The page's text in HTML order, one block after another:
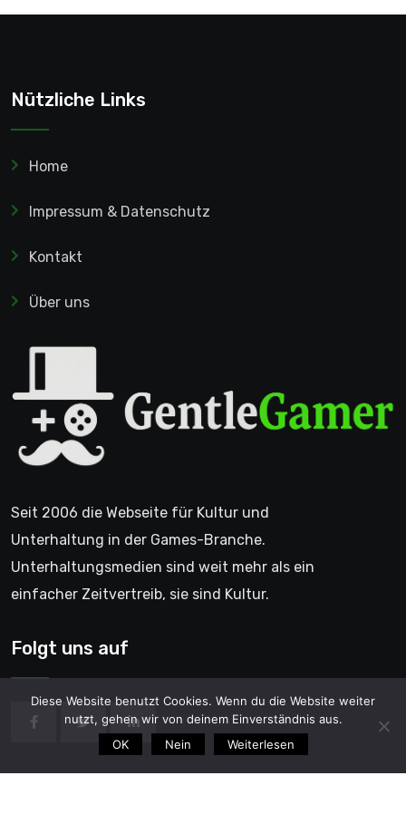
Nützliche Links
Home
Impressum & Datenschutz
Kontakt
Über uns
Seit 2006 die Webseite für Kultur und
Unterhaltung in der Games-Branche.
Unterhaltungsmedien sind weit mehr als ein
einfacher Zeitvertreib, sie sind Kultur.
Folgt uns auf
Diese Website benutzt Cookies. Wenn du die Website weiter
nutzt, gehen wir von deinem Einverständnis aus.
OK
Nein Weiterlesen